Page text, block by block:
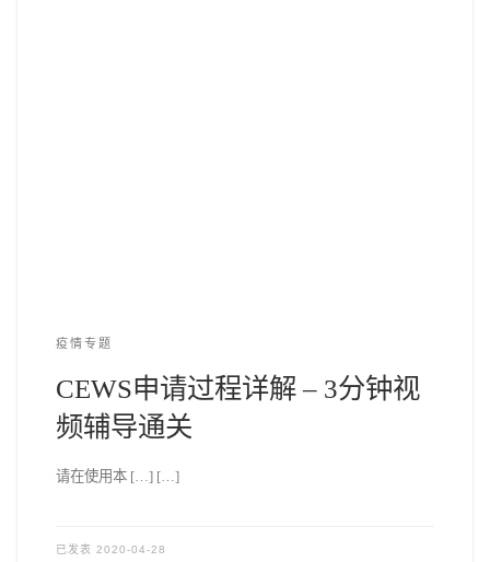
疫情专题
CEWS申请过程详解 – 3分钟视
频辅导通关
请在使用本 […] […]
已发表 2020-04-28